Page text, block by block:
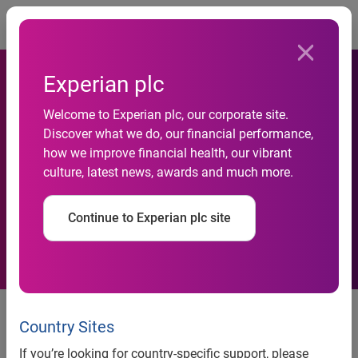
Experian plc
Welcome to Experian plc, our corporate site.
Discover what we do, our financial performance,
how we improve financial health, our vibrant
culture, latest news, awards and much more.
Continue to Experian plc site
Country Sites
If you’re looking for country-specific support, please
Estudio de impago de los
espanoles
El 9% de los españoles tiene dos deudas impagadas por
un valor medio de 11.088 euros